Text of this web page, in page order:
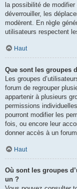
la possibilité de
déverrouiller, les
modèrent. En règle
utilisateurs respectent
Haut
Que sont les groupes
Les groupes
forum de regrouper
appartenir à plusieurs
permissions
pourront modifier les
fois, ou encore leur
donner accès à un
Haut
Où sont les groupes
un ?